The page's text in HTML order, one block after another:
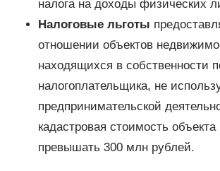
налога на доходы физических
Налоговые льготы
отношении объектов
находящихся в собственности
налогоплательщика, не
предпринимательской
кадастровая стоимость
превышать 300 млн рублей.